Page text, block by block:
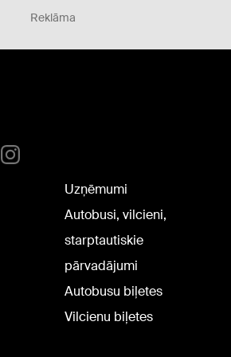
Reklāma
Uzņēmumi
Autobusi, vilcieni,
starptautiskie
pārvadājumi
Autobusu biļetes
Vilcienu biļetes